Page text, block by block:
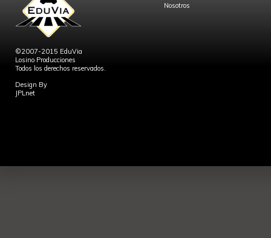
©2007-2015 EduVia
Losino Producciones
Todos los derechos reservados.
Design By
JPLnet
Nosotros